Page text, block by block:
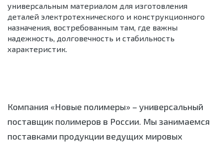
универсальным материалом для изготовления
деталей электротехнического и конструкционного
назначения, востребованным там, где важны
надежность, долговечность и стабильность
характеристик.
Компания «Новые полимеры» – универсальный
поставщик полимеров в России. Мы занимаемся
поставками продукции ведущих мировых